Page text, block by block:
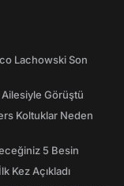
Lachowski Son
Görüştü
Koltuklar Neden
5 Besin
Kez Açıkladı